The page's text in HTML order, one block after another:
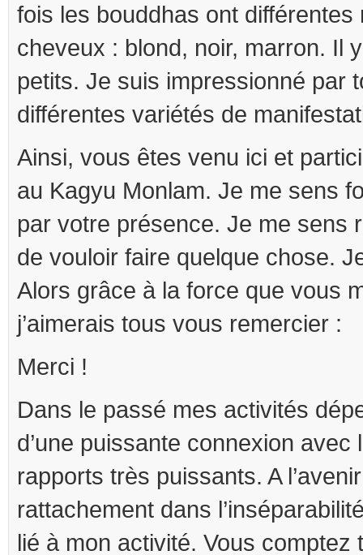
fois les bouddhas ont différentes
cheveux : blond, noir, marron. Il
petits. Je suis impressionné par
différentes variétés de
Ainsi, vous êtes venu ici et
au Kagyu Monlam. Je me sens
par votre présence. Je me sens
de vouloir faire quelque chose.
Alors grâce à la force que vous
j’aimerais tous vous remercier :
Merci !
Dans le passé mes activités
d’une puissante connexion avec
rapports très puissants. A
rattachement dans
lié à mon activité. Vous comptez